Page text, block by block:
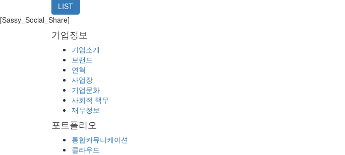
LIST
[Sassy_Social_Share]
기업정보
기업소개
브랜드
연혁
사업장
기업문화
사회적 책무
재무정보
포트폴리오
통합커뮤니케이션
클라우드